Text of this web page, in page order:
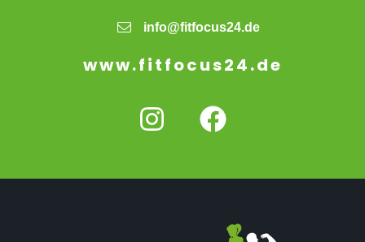
info@fitfocus24.de
www.fitfocus24.de